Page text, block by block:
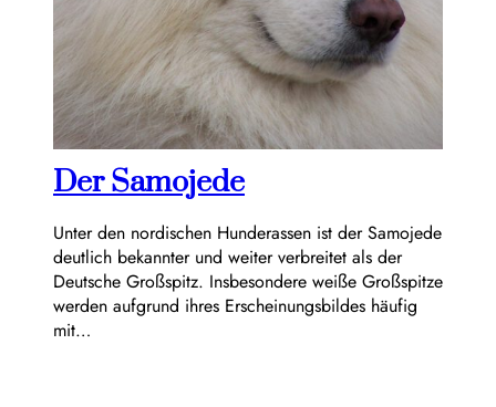
Der Samojede
Unter den nordischen Hunderassen ist der Samojede
deutlich bekannter und weiter verbreitet als der
Deutsche Großspitz. Insbesondere weiße Großspitze
werden aufgrund ihres Erscheinungsbildes häufig
mit…